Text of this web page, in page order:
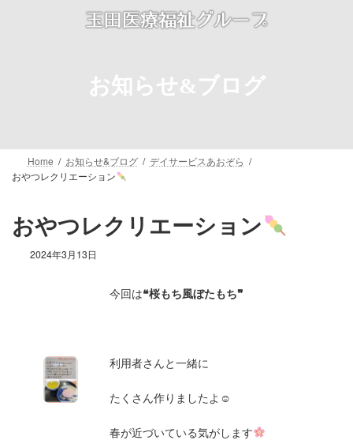
お知らせ&ブログ
Home お知らせ&ブログ
デイサービスあおぞら
おやつレクリエーション
おやつレクリエーション
2024年3月13日
今回は❝桜もち風ぼたもち❞
利用者さんと一緒に
たくさん作りましたよ☺
春が近づいている気がします